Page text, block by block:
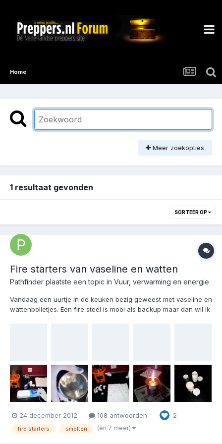
Home
Meer zoekopties
1 resultaat gevonden
SORTEER OP
Fire starters van vaseline en watten
Pathfinder plaatste een topic in Vuur, verwarming en energie
Vandaag een uurtje in de keuken bezig geweest met vaseline en
wattenbolletjes. Een fire steel is mooi als backup maar dan wil ik
24 december 2012 108 antwoorden 2
fire starters smelten (en 7 meer)